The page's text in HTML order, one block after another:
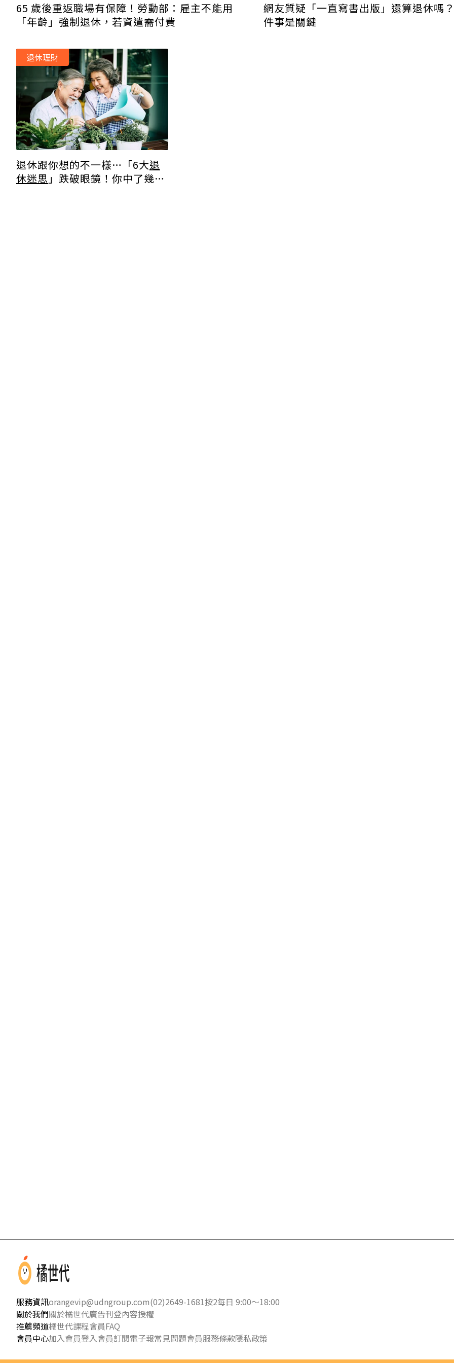
65 歲後重返職場有保障！勞動部：雇主不能用
「年齡」強制退休，若資遣需付費
網友質疑「一直寫書出版」還算退休嗎
件事是關鍵
退休跟你想的不一樣…「6大退
休迷思 」跌破眼鏡！你中了幾
退休理財
服務資訊orangevip@udngroup.com(02)2649-1681按2每日 9:00～18:00
關於我們關於橘世代廣告刊登內容授權
推薦頻道橘世代課程會員FAQ
會員中心加入會員登入會員訂閱電子報常見問題會員服務條款隱私政策